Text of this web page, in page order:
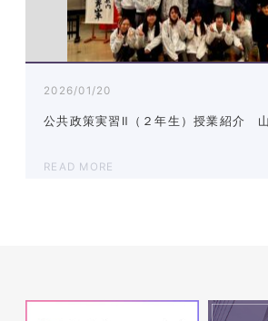
2026/01/20
公共政策実習Ⅱ（２年生）授業紹介
READ MORE